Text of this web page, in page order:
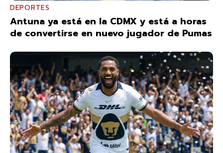
DEPORTES
Antuna ya está en la CDMX y está a horas
de convertirse en nuevo jugador de Pumas